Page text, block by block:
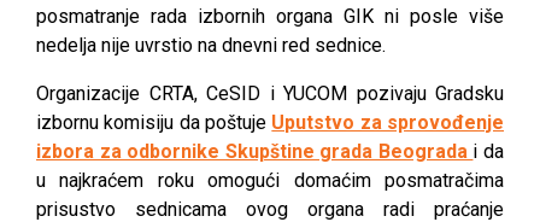
posmatranje rada izbornih organa GIK ni posle više
nedelja nije uvrstio na dnevni red sednice.
Organizacije CRTA, CeSID i YUCOM pozivaju Gradsku
izbornu komisiju da poštuje Uputstvo za sprovođenje
izbora za odbornike Skupštine grada Beograda i da
u najkraćem roku omogući domaćim posmatračima
prisustvo sednicama ovog organa radi praćanje